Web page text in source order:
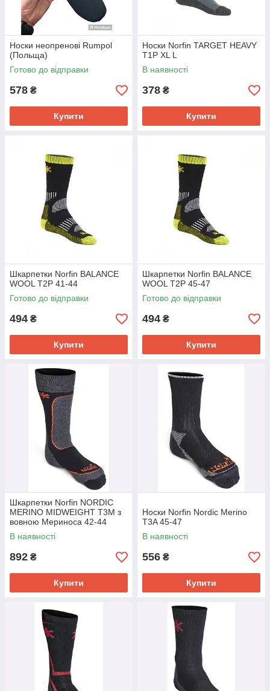
Носки неопренові Rumpol
(Польща)
Готово до відправки
578 ₴
Купити
Носки Norfin TARGET HEAVY
T1P XL L
В наявності
378 ₴
Купити
Шкарпетки Norfin BALANCE
WOOL T2P 41-44
Готово до відправки
494 ₴
Купити
Шкарпетки Norfin BALANCE
WOOL T2P 45-47
Готово до відправки
494 ₴
Купити
Шкарпетки Norfin NORDIC
MERINO MIDWEIGHT T3M з
вовною Мериноса 42-44
В наявності
892 ₴
Купити
Носки Norfin Nordic Merino
T3A 45-47
В наявності
556 ₴
Купити